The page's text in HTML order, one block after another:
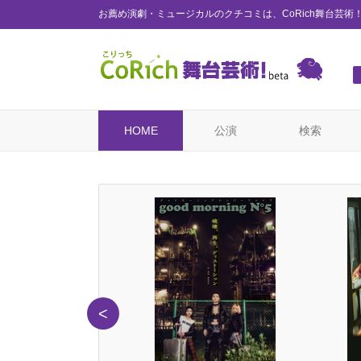
お薦め演劇・ミュージカルのクチコミは、CoRich舞台芸術
HOME 公演 検索
<